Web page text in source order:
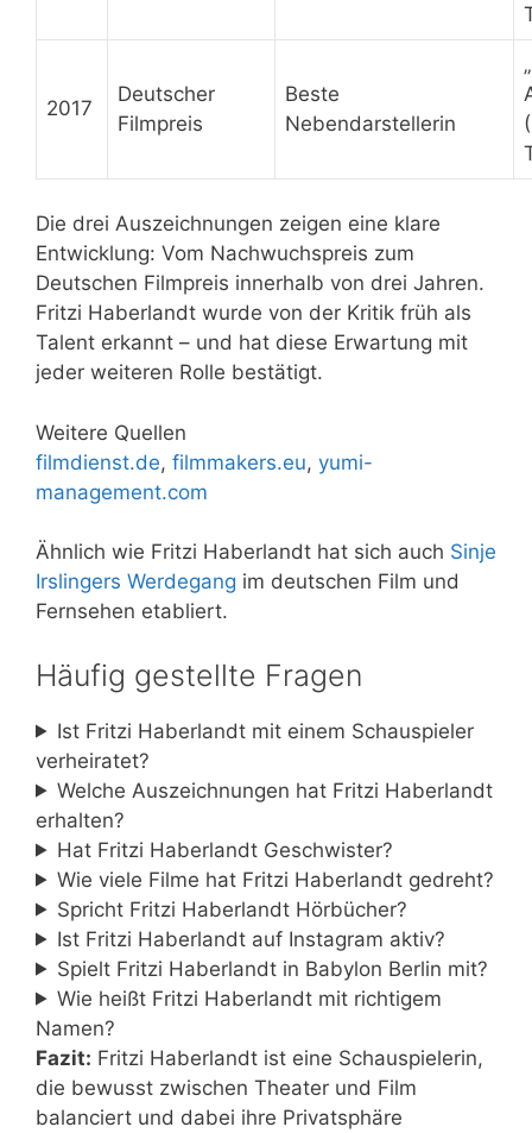
2017
Deutscher
Filmpreis
Beste
Nebendarstellerin
Die drei Auszeichnungen zeigen eine klare
Entwicklung: Vom Nachwuchspreis zum
Deutschen Filmpreis innerhalb von drei Jahren.
Fritzi Haberlandt wurde von der Kritik früh als
Talent erkannt – und hat diese Erwartung mit
jeder weiteren Rolle bestätigt.
Weitere Quellen
filmdienst.de, filmmakers.eu, yumi-
management.com
Ähnlich wie Fritzi Haberlandt hat sich auch Sinje
Irslingers Werdegang im deutschen Film und
Fernsehen etabliert.
Häufig gestellte Fragen
Ist Fritzi Haberlandt mit einem Schauspieler
verheiratet?
Welche Auszeichnungen hat Fritzi Haberlandt
erhalten?
Hat Fritzi Haberlandt Geschwister?
Wie viele Filme hat Fritzi Haberlandt gedreht?
Spricht Fritzi Haberlandt Hörbücher?
Ist Fritzi Haberlandt auf Instagram aktiv?
Spielt Fritzi Haberlandt in Babylon Berlin mit?
Wie heißt Fritzi Haberlandt mit richtigem
Namen?
Fazit: Fritzi Haberlandt ist eine Schauspielerin,
die bewusst zwischen Theater und Film
balanciert und dabei ihre Privatsphäre